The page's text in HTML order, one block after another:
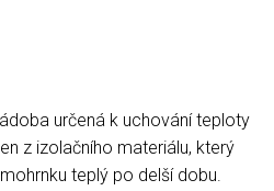
určená k uchování teploty
z izolačního materiálu, který
teplý po delší dobu.